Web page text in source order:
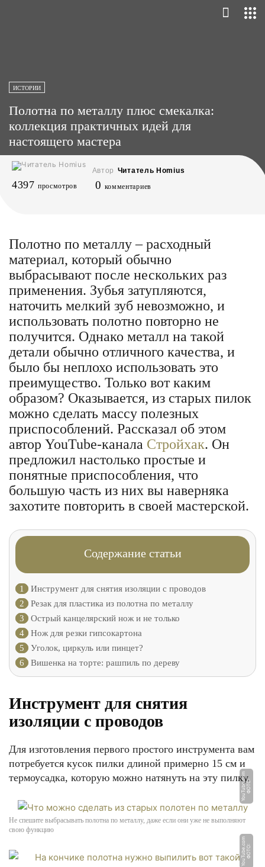
ИСТОРИИ
Полотна по металлу плюс смекалка:
коллекция практичных идей для
настоящего мастера
Автор Читатель Homius
4397 просмотров 0 комментариев
Полотно по металлу – расходный
материал, который обычно
выбрасывают после нескольких раз
применения. Зубья затупляются,
наточить мелкий зуб невозможно, и
использовать полотно повторно не
получится. Однако металл на такой
детали обычно отличного качества, и
было бы неплохо использовать это
преимущество. Только вот каким
образом? Оказывается, из старых пилок
можно сделать массу полезных
приспособлений. Рассказал об этом
автор YouTube-канала Стройхак. Он
предложил настолько простые и
понятные приспособления, что
большую часть из них вы наверняка
захотите повторить в своей мастерской.
Содержание статьи
1
Инструмент для снятия изоляции с проводов
2
Резак для пластика из полотна по металлу
3
Острый канцелярский нож и не только
4
Нож для резки гипсокартона
5
Уголок, циркуль или пинцет?
6
Вишенка на торте: рашпиль по дереву
Инструмент для снятия
изоляции с проводов
Для изготовления первого простого инструмента вам
потребуется кусок пилки длиной примерно 15 см и
термоусадка, которую можно натянуть на эту пилку.
Ф
О
Т
О:
Y
o
u
T
u
b
e.
c
o
m
Не спешите выбрасывать полотна по металлу, даже если они уже не выполняют
свою функцию
Ф
О
Т
О:
Y
o
u
T
u
b
e.
c
o
m